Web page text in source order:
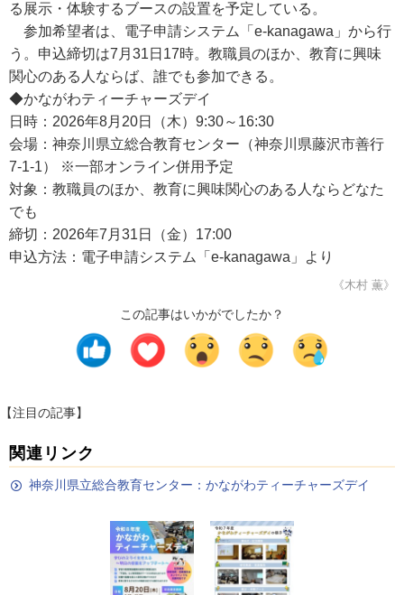
る展示・体験するブースの設置を予定している。
参加希望者は、電子申請システム「e-kanagawa」から行
う。申込締切は7月31日17時。教職員のほか、教育に興味
関心のある人ならば、誰でも参加できる。
◆かながわティーチャーズデイ
日時：2026年8月20日（木）9:30～16:30
会場：神奈川県立総合教育センター（神奈川県藤沢市善行
7-1-1） ※一部オンライン併用予定
対象：教職員のほか、教育に興味関心のある人ならどなた
でも
締切：2026年7月31日（金）17:00
申込方法：電子申請システム「e-kanagawa」より
《木村 薫》
この記事はいかがでしたか？
【注目の記事】
関連リンク
神奈川県立総合教育センター：かながわティーチャーズデイ